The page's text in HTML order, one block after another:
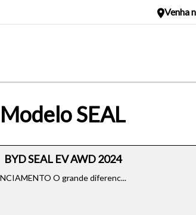
Venha
Modelo SEAL
BYD SEAL EV AWD 2024
O grande diferenc...